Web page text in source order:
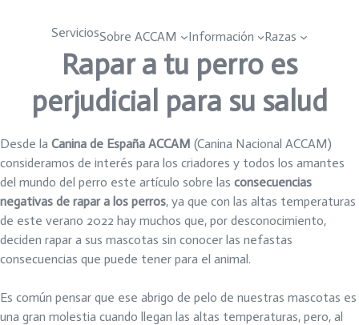
ServiciosSobre ACCAM Información Razas
Rapar a tu perro es
perjudicial para su salud
Desde la Canina de España ACCAM (Canina Nacional ACCAM)
consideramos de interés para los criadores y todos los amantes
del mundo del perro este artículo sobre las consecuencias
negativas de rapar a los perros, ya que con las altas temperaturas
de este verano 2022 hay muchos que, por desconocimiento,
deciden rapar a sus mascotas sin conocer las nefastas
consecuencias que puede tener para el animal.
Es común pensar que ese abrigo de pelo de nuestras mascotas es
una gran molestia cuando llegan las altas temperaturas, pero, al